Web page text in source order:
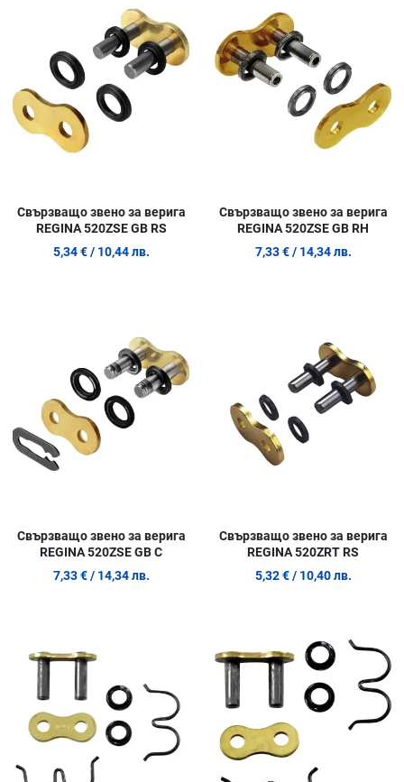
Сравни продукт
Quick View
Свързващо звено за верига
REGINA 520ZSE GB RS
5,34 € / 10,44 лв.
Свързващо звено за верига
REGINA 520ZSE GB RH
7,33 € / 14,34 лв.
Свързващо звено за верига
REGINA 520ZSE GB C
7,33 € / 14,34 лв.
Свързващо звено за верига
REGINA 520ZRT RS
5,32 € / 10,40 лв.
Сравни продукт
Quick View